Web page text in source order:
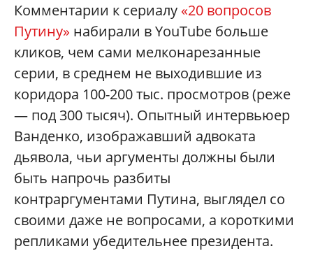
Комментарии к сериалу «20 вопросов
Путину» набирали в YouTube больше
кликов, чем сами мелконарезанные
серии, в среднем не выходившие из
коридора 100-200 тыс. просмотров (реже
— под 300 тысяч). Опытный интервьюер
Ванденко, изображавший адвоката
дьявола, чьи аргументы должны были
быть напрочь разбиты
контраргументами Путина, выглядел со
своими даже не вопросами, а короткими
репликами убедительнее президента.